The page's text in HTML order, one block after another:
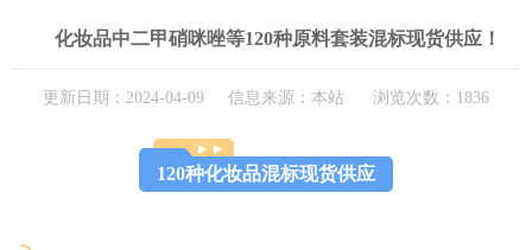
化妆品中二甲硝咪唑等120种原料套装混标现货供应！
更新日期：2024-04-09 信息来源：本站 浏览次数：1836
120种化妆品混标现货供应